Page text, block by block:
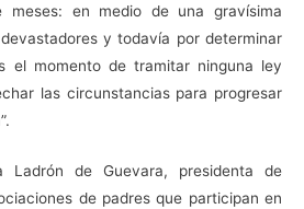
meses: en medio de una gravísima
y todavía por determinar
el momento de tramitar ninguna ley
las circunstancias para progresar
Ladrón de Guevara, presidenta de
de padres que participan en